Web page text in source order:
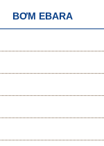
BƠM EBARA